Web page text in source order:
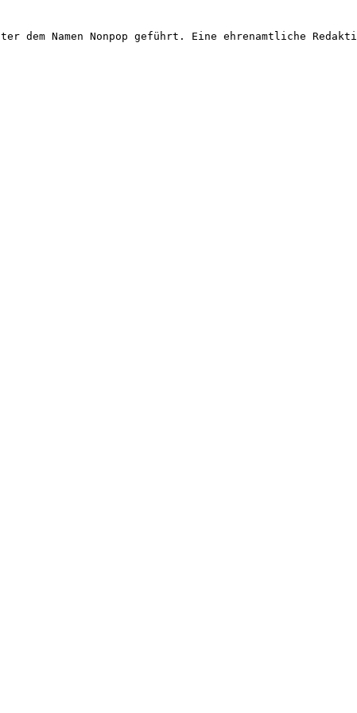
dem Namen Nonpop geführt. Eine ehrenamtliche